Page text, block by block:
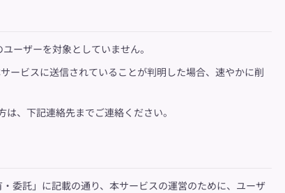
ーザーを対象としていません。
ービスに送信されていることが判明した場合、速やかに削
、下記連絡先までご連絡ください。
委託」に記載の通り、本サービスの運営のために、ユーザ